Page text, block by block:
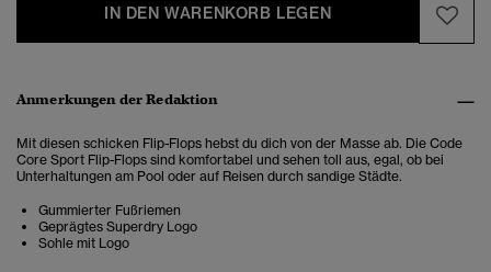
IN DEN WARENKORB LEGEN
Anmerkungen der Redaktion
Mit diesen schicken Flip-Flops hebst du dich von der Masse ab. Die Code
Core Sport Flip-Flops sind komfortabel und sehen toll aus, egal, ob bei
Unterhaltungen am Pool oder auf Reisen durch sandige Städte.
Gummierter Fußriemen
Geprägtes Superdry Logo
Sohle mit Logo